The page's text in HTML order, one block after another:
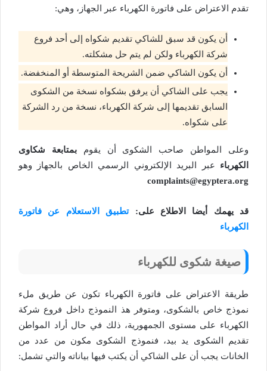
تقدم الاعتراض على فاتورة الكهرباء عبر الجهاز، وهي:
أن يكون قد سبق للشاكي تقديم شكواه إلى أحد فروع
شركة الكهرباء ولكن لم يتم حل مشكلته.
أن يكون الشاكي ضمن الشريحة المتوسطة أو المنخفضة.
يجب على الشاكي أن يرفق بشكواه نسخة من الشكوى
السابق تقديمها إلى شركة الكهرباء، نسخة من رد الشركة
على شكواه.
وعلى المواطن صاحب الشكوى أن يقومبمتابعة شكاوى
الكهرباء عبر البريد الإلكتروني الرسمي الخاص بالجهاز وهو
complaints@egyptera.org
قد يهمك أيضا الاطلاع على:تطبيق الاستعلام عن فاتورة
الكهرباء
صيغة شكوى للكهرباء
طريقة الاعتراض على فاتورة الكهرباء تكون عن طريق ملء
نموذج خاص بالشكوى، ومتوفر هذ النموذج داخل فروع شركة
الكهرباء على مستوى الجمهورية، ذلك في حال أراد المواطن
تقديم الشكوى يد بيد، فنموذج الشكوى مكون من عدد من
الخانات يجب أن على الشاكي أن يكتب فيها بياناته والتي تشمل: